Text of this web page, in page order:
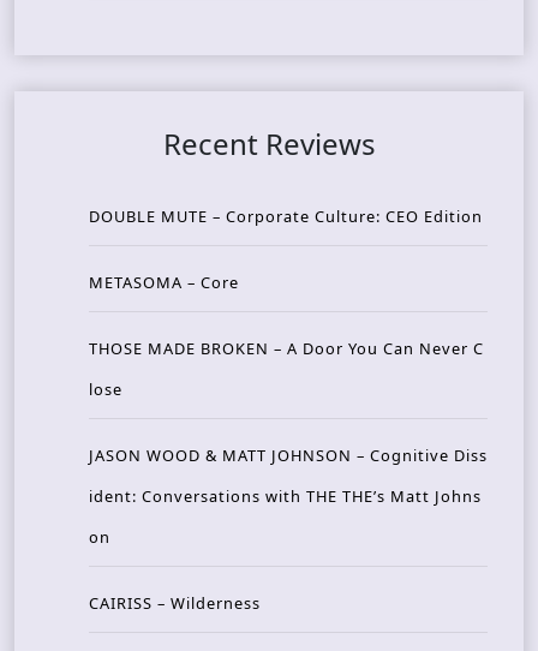
Recent Reviews
DOUBLE MUTE – Corporate Culture: CEO Edition
METASOMA – Core
THOSE MADE BROKEN – A Door You Can Never C
lose
JASON WOOD & MATT JOHNSON – Cognitive Diss
ident: Conversations with THE THE’s Matt Johns
on
CAIRISS – Wilderness